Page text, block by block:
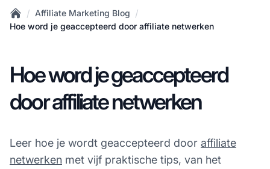
Home
/ Affiliate Marketing Blog /
Hoe word je geaccepteerd door affiliate netwerken
Hoe word je geaccepteerd
door affiliate netwerken
Leer hoe je wordt geaccepteerd door affiliate
netwerken met vijf praktische tips, van het